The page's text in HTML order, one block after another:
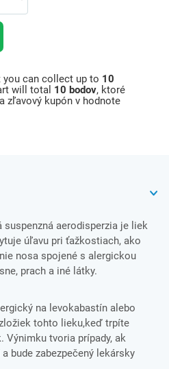
you can collect up to 10
will total 10 bodov, ktoré
zľavový kupón v hodnote
suspenzná aerodisperzia je liek
úľavu pri ťažkostiach, ako
nosa spojené s alergickou
prach a iné látky.
na levokabastín alebo
tohto lieku,keď trpíte
Výnimku tvoria prípady, ak
bude zabezpečený lekársky